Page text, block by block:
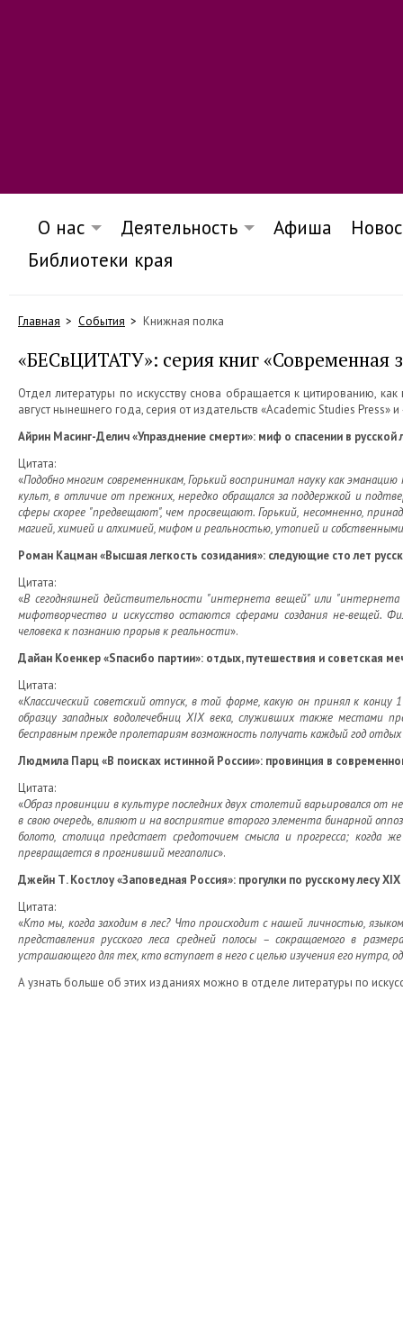
О нас Деятельность Афиша
Библиотеки края
Главная События Книжная полка
«БЕСвЦИТАТУ»: серия книг «Современная
Отдел литературы по искусству снова обращается к цитированию,
август нынешнего года, серия от издательств «Academic Studies
Айрин Масинг-Делич «Упразднение смерти»: миф о спасении в русской
Цитата:
«Подобно многим современникам, Горький воспринимал науку как
культ, в отличие от прежних, нередко обращался за поддержкой и
сферы скорее "предвещают", чем просвещают. Горький, несомненно,
магией, химией и алхимией, мифом и реальностью, утопией и
Роман Кацман «Высшая легкость созидания»: следующие сто лет
Цитата:
«В сегодняшней действительности "интернета вещей" или
мифотворчество и искусство остаются сферами создания не-вещей.
человека к познанию прорыв к реальности».
Дайан Коенкер «Sпасибо партии»: отдых, путешествия и советская
Цитата:
«Классический советский отпуск, в той форме, какую он принял к концу
образцу западных водолечебниц XIX века, служивших также местами
бесправным прежде пролетариям возможность получать каждый год
Людмила Парц «В поисках истинной России»: провинция в
Цитата:
«Образ провинции в культуре последних двух столетий варьировался от
в свою очередь, влияют и на восприятие второго элемента бинарной
болото, столица предстает средоточием смысла и прогресса; когда
превращается в прогнивший мегаполис».
Джейн Т. Костлоу «Заповедная Россия»: прогулки по русскому лесу
Цитата:
«Кто мы, когда заходим в лес? Что происходит с нашей личностью,
представления русского леса средней полосы – сокращаемого в
устрашающего для тех, кто вступает в него с целью изучения его нутра,
А узнать больше об этих изданиях можно в отделе литературы по